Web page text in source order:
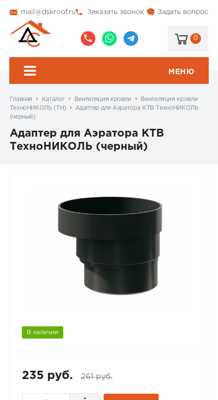
mail@dskroof.ru Задать вопрос
Заказать звонок
0
МЕНЮ
Главная Каталог Вентиляция кровли
Вентиляция кровли
ТехноНИКОЛЬ (ТН)
Адаптер для Аэратора КТВ ТехноНИКОЛЬ
(черный)
Адаптер для Аэратора КТВ
ТехноНИКОЛЬ (черный)
В наличии
235 руб. 261 руб.